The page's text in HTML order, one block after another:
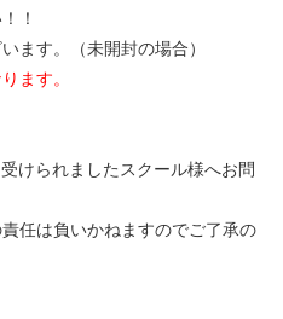
！
ます。（未開封の場合）
ます。
けられましたスクール様へお問
任は負いかねますのでご了承の